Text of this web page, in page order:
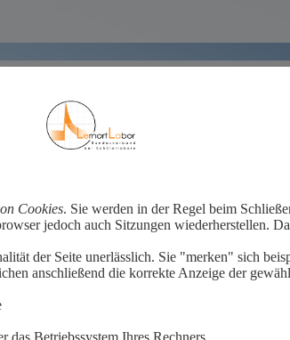
Aktivitäten zur Bildung und Weiterbildung rund um
Hochwasser, das durch Filme, Simulationen und